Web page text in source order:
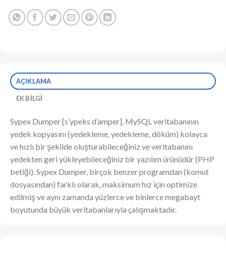
AÇIKLAMA
EK BILGI
Sypex Dumper [s’ypeks d’amper], MySQL veritabanının
yedek kopyasını (yedekleme, yedekleme, döküm) kolayca
ve hızlı bir şekilde oluşturabileceğiniz ve veritabanını
yedekten geri yükleyebileceğiniz bir yazılım ürünüdür (PHP
betiği). Sypex Dumper, birçok benzer programdan (komut
dosyasından) farklı olarak, maksimum hız için optimize
edilmiş ve aynı zamanda yüzlerce ve binlerce megabayt
boyutunda büyük veritabanlarıyla çalışmaktadır.